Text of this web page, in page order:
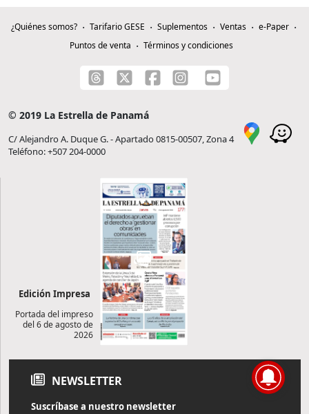
¿Quiénes somos? Tarifario GESE Suplementos Ventas
e-Paper
Puntos de venta
Términos y condiciones
© 2019 La Estrella de Panamá
C/ Alejandro A. Duque G. - Apartado 0815-00507, Zona 4
Teléfono: +507 204-0000
Edición Impresa
Portada del impreso
del 6 de agosto de
2026
NEWSLETTER
Suscríbase a nuestro newsletter